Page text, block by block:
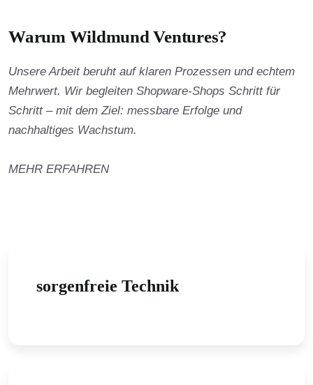
Warum Wildmund Ventures?
Unsere Arbeit beruht auf klaren Prozessen und echtem
Mehrwert. Wir begleiten Shopware-Shops Schritt für
Schritt – mit dem Ziel: messbare Erfolge und
nachhaltiges Wachstum.
MEHR ERFAHREN
sorgenfreie Technik